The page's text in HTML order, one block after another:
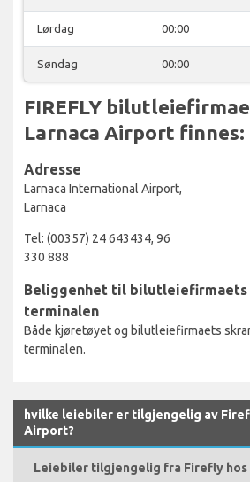
Lørdag 00:00
Søndag 00:00
FIREFLY
Larnaca Airport finnes:
Adresse
Larnaca International Airport,
Larnaca
Tel: (00357) 24 643434, 96
330 888
Beliggenhet til bilutleiefirmaets
terminalen
Både kjøretøyet og bilutleiefirmaets
terminalen.
hvilke leiebiler er tilgjengelig av
Airport?
Leiebiler tilgjengelig fra Firefly hos